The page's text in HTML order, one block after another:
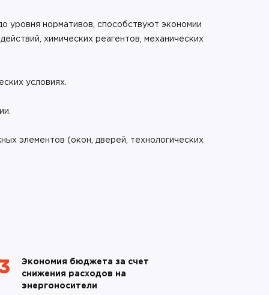
уровня нормативов, способствуют экономии
химических реагентов, механических
условиях.
элементов (окон, дверей, технологических
Экономия бюджета за счет
снижения расходов на
энергоносители